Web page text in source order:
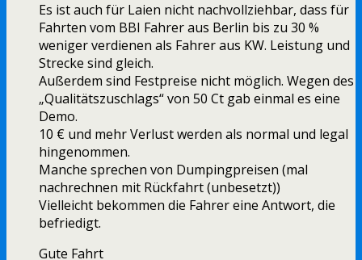
Es ist auch für Laien nicht nachvollziehbar, dass für
Fahrten vom BBI Fahrer aus Berlin bis zu 30 %
weniger verdienen als Fahrer aus KW. Leistung und
Strecke sind gleich.
Außerdem sind Festpreise nicht möglich. Wegen des
„Qualitätszuschlags“ von 50 Ct gab einmal es eine
Demo.
10 € und mehr Verlust werden als normal und legal
hingenommen.
Manche sprechen von Dumpingpreisen (mal
nachrechnen mit Rückfahrt (unbesetzt))
Vielleicht bekommen die Fahrer eine Antwort, die
befriedigt.
Gute Fahrt